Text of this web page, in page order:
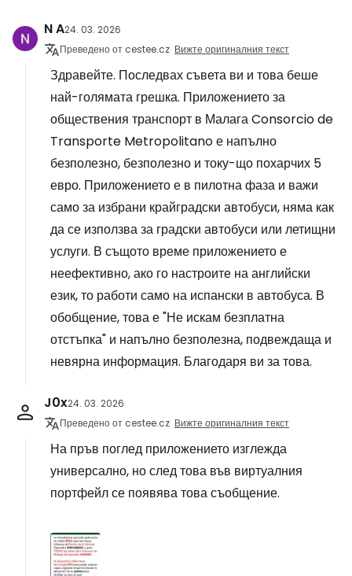
N A24. 03. 2026
Преведено от cestee.cz Вижте оригиналния текст
Здравейте. Последвах съвета ви и това беше
най-голямата грешка. Приложението за
обществения транспорт в Малага Consorcio de
Transporte Metropolitano е напълно
безполезно, безполезно и току-що похарчих 5
евро. Приложението е в пилотна фаза и важи
само за избрани крайградски автобуси, няма как
да се използва за градски автобуси или летищни
услуги. В същото време приложението е
неефективно, ако го настроите на английски
език, то работи само на испански в автобуса. В
обобщение, това е "Не искам безплатна
отстъпка" и напълно безполезна, подвеждаща и
невярна информация. Благодаря ви за това.
J0x24. 03. 2026
Преведено от cestee.cz Вижте оригиналния текст
На пръв поглед приложението изглежда
универсално, но след това във виртуалния
портфейл се появява това съобщение.